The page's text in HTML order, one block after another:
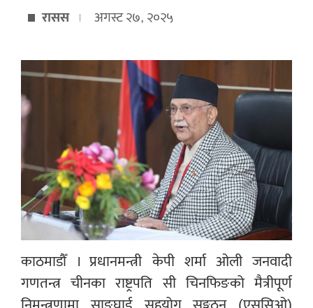
रासस अगस्ट २७, २०२५
काठमाडौँ । प्रधानमन्त्री केपी शर्मा ओली जनवादी
गणतन्त्र चीनका राष्ट्रपति सी चिनफिङको मैत्रीपूर्ण